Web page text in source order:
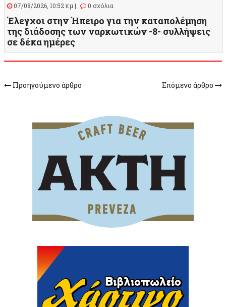
07/08/2026, 10:52 πμ | 0 σχόλια
Έλεγχοι στην Ήπειρο για την καταπολέμηση
της διάδοσης των ναρκωτικών -8- συλλήψεις
σε δέκα ημέρες
Προηγούμενο άρθρο Επόμενο άρθρο